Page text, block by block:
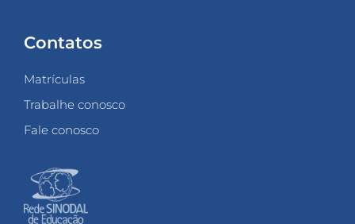
Contatos
Matrículas
Trabalhe conosco
Fale conosco